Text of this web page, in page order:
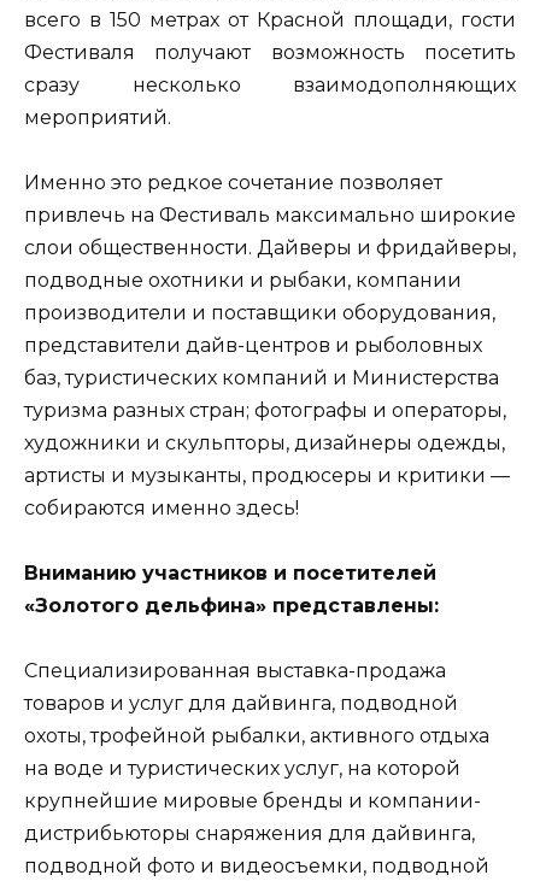
всего в 150 метрах от Красной площади, гости
Фестиваля получают возможность посетить
сразу несколько взаимодополняющих
мероприятий.
Именно это редкое сочетание позволяет
привлечь на Фестиваль максимально широкие
слои общественности. Дайверы и фридайверы,
подводные охотники и рыбаки, компании
производители и поставщики оборудования,
представители дайв-центров и рыболовных
баз, туристических компаний и Министерства
туризма разных стран; фотографы и операторы,
художники и скульпторы, дизайнеры одежды,
артисты и музыканты, продюсеры и критики —
собираются именно здесь!
Вниманию участников и посетителей
«Золотого дельфина» представлены:
Специализированная выставка-продажа
товаров и услуг для дайвинга, подводной
охоты, трофейной рыбалки, активного отдыха
на воде и туристических услуг, на которой
крупнейшие мировые бренды и компании-
дистрибьюторы снаряжения для дайвинга,
подводной фото и видеосъемки, подводной